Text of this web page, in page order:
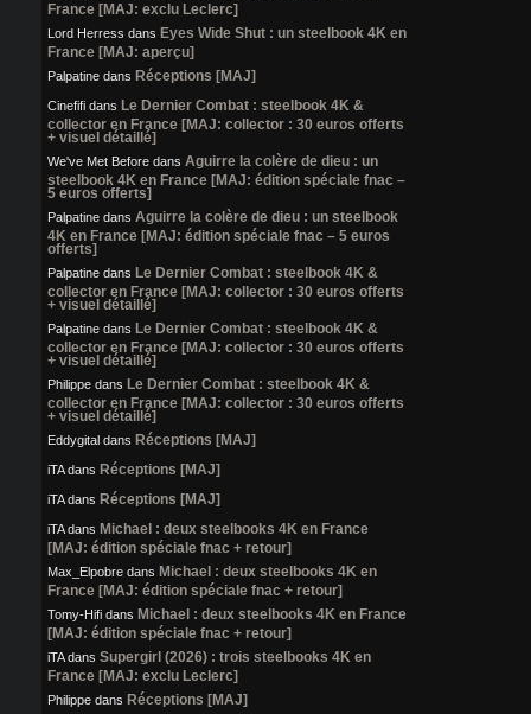
France [MAJ: exclu Leclerc]
Lord Herress dans Eyes Wide Shut : un steelbook 4K en
France [MAJ: aperçu]
Palpatine dans Réceptions [MAJ]
Cinefifi dans Le Dernier Combat : steelbook 4K &
collector en France [MAJ: collector : 30 euros offerts
+ visuel détaillé]
We've Met Before dans Aguirre la colère de dieu : un
steelbook 4K en France [MAJ: édition spéciale fnac –
5 euros offerts]
Palpatine dans Aguirre la colère de dieu : un steelbook
4K en France [MAJ: édition spéciale fnac – 5 euros
offerts]
Palpatine dans Le Dernier Combat : steelbook 4K &
collector en France [MAJ: collector : 30 euros offerts
+ visuel détaillé]
Palpatine dans Le Dernier Combat : steelbook 4K &
collector en France [MAJ: collector : 30 euros offerts
+ visuel détaillé]
Philippe dans Le Dernier Combat : steelbook 4K &
collector en France [MAJ: collector : 30 euros offerts
+ visuel détaillé]
Eddygital dans Réceptions [MAJ]
iTAdans Réceptions [MAJ]
iTAdans Réceptions [MAJ]
iTAdans Michael : deux steelbooks 4K en France
[MAJ: édition spéciale fnac + retour]
Max_Elpobre dans Michael : deux steelbooks 4K en
France [MAJ: édition spéciale fnac + retour]
Tomy-Hifi dans Michael : deux steelbooks 4K en France
[MAJ: édition spéciale fnac + retour]
iTAdans Supergirl (2026) : trois steelbooks 4K en
France [MAJ: exclu Leclerc]
Philippe dans Réceptions [MAJ]